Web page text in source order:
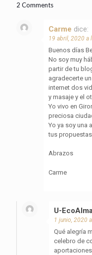
2 Comments
Carme dice:
19 abril, 2020 a
Buenos días
No soy muy
partir de tu
agradecerte
internet dos
y masaje y el
Yo vivo en
preciosa
Yo ya soy una
tus
Abrazos
Carme
U-
1 junio, 2020
Qué alegría
celebro de